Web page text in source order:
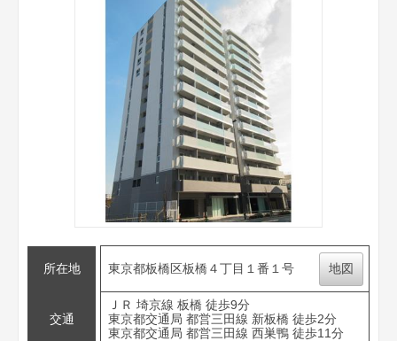
所在地 東京都板橋区板橋４丁目１番１号 地図
交通
ＪＲ 埼京線 板橋 徒歩9分
東京都交通局 都営三田線 新板橋 徒歩2分
東京都交通局 都営三田線 西巣鴨 徒歩11分